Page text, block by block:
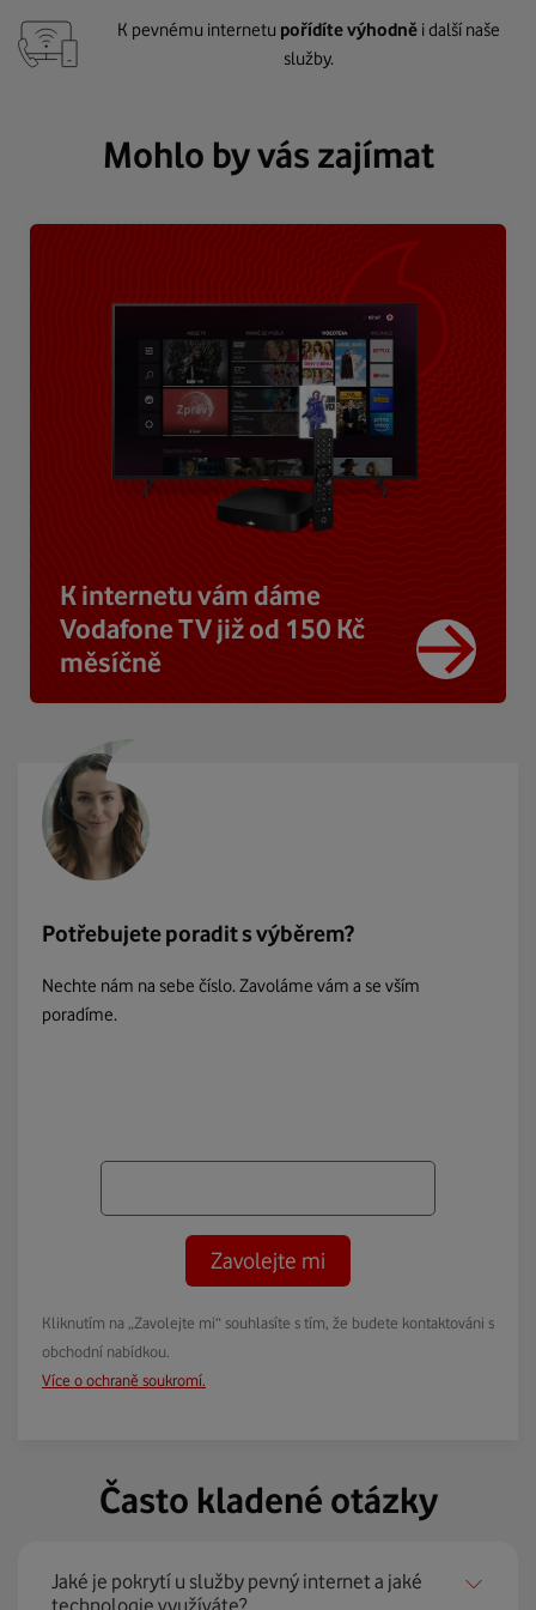
K pevnému internetu pořídíte výhodně i další naše
služby.
Mohlo by vás zajímat
K internetu vám dáme
Vodafone TV již od 150 Kč
měsíčně
Potřebujete poradit s výběrem?
Nechte nám na sebe číslo. Zavoláme vám a se vším
poradíme.
Zavolejte mi
Kliknutím na „Zavolejte mi“ souhlasíte s tím, že budete kontaktováni s
obchodní nabídkou.
Více o ochraně soukromí.
Často kladené otázky
Jaké je pokrytí u služby pevný internet a jaké
technologie využíváte?